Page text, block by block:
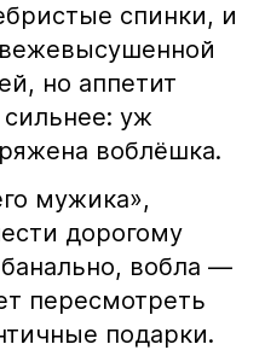
спинки, и
но аппетит
сильнее: уж
воблёшка.
мужика»,
дорогому
вобла —
пересмотреть
подарки.